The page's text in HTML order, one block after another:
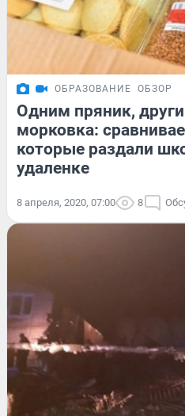
ОБРАЗОВАНИЕ ОБЗОР
Одним пряник,
морковка:
которые раздали
удаленке
8 апреля, 2020, 07:00 8